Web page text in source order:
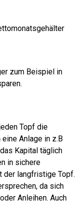
zum Beispiel in
Topf die
Anlage in z.B
Kapital täglich
in sichere
der langfristige Topf.
da sich
Anleihen. Auch